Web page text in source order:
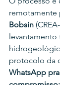
Bobsin
protocolo da
WhatsApp